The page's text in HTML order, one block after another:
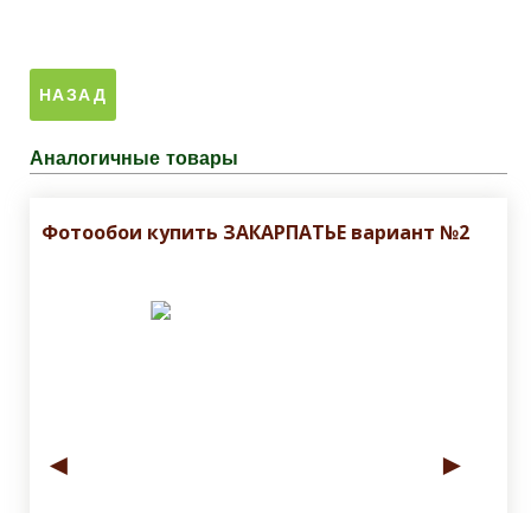
Аналогичные товары
Фотообои купить ЗАКАРПАТЬЕ вариант №2
◄ ►